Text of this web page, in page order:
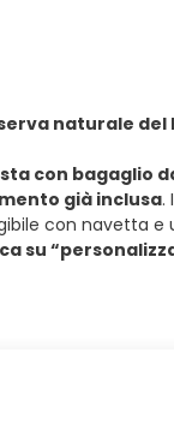
naturale
con
già inclusa.
con navetta
su